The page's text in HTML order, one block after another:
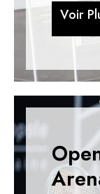
Voir Pl
Voir Pl